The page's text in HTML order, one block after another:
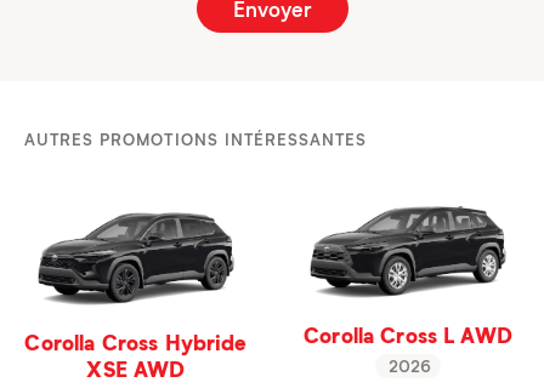
AUTRES PROMOTIONS INTÉRESSANTES
Corolla Cross Hybride
XSE AWD
Corolla Cross L AWD
2026